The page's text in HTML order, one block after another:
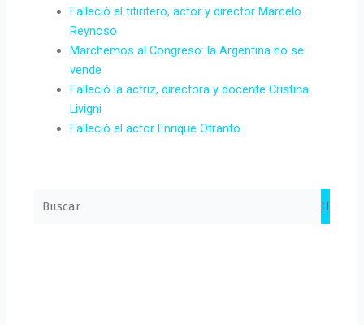
Falleció el titiritero, actor y director Marcelo
Reynoso
Marchemos al Congreso: la Argentina no se
vende
Falleció la actriz, directora y docente Cristina
Livigni
Falleció el actor Enrique Otranto